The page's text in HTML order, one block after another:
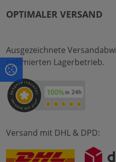
OPTIMALER VERSAND
Ausgezeichnete
optimierten Lagerbetrieb.
Versand mit DHL & DPD: